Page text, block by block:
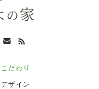
こだわり
デザイン